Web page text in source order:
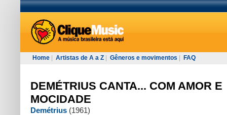
Home Artistas de A a Z Gêneros e movimentos FAQ
DEMÉTRIUS CANTA... COM AMOR E
MOCIDADE
Demétrius (1961)